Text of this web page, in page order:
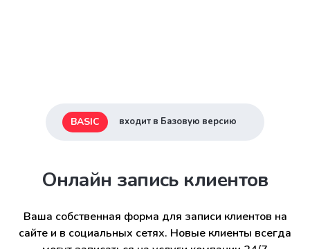
BASIC входит в Базовую версию
Онлайн запись клиентов
Ваша собственная форма для записи клиентов на
сайте и в социальных сетях. Новые клиенты всегда